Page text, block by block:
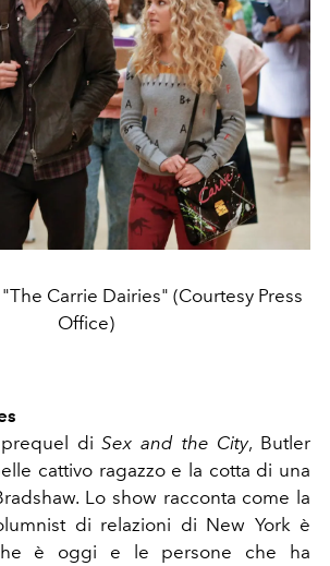
Carrie Dairies" (Courtesy Press
Office)
prequel diSex and the City, Butler
cattivo ragazzo e la cotta di una
Lo show racconta come la
di relazioni di New York è
è oggi e le persone che ha